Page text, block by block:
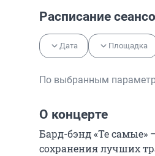
Расписание
Дата Площадка
По выбранным
О концерте
Бард-бэнд «Те
сохранения лучших